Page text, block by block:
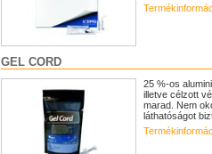
GEL CORD
25 %-os
illetve célzott
marad. Nem
láthatóságot